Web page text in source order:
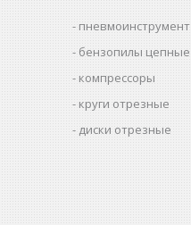
пневмоинструмент
бензопилы цепные
компрессоры
круги отрезные
диски отрезные